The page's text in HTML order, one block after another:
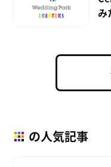
み
の人気記事